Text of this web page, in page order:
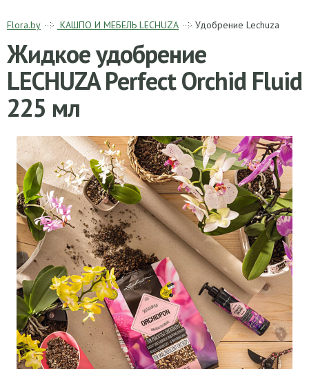
Flora.by КАШПО И МЕБЕЛЬ LECHUZA Удобрение Lechuza
Жидкое удобрение
LECHUZA Perfect Orchid Fluid
225 мл